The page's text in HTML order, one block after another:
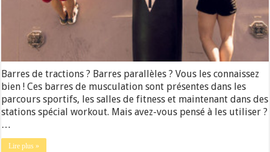
Barres de tractions ? Barres parallèles ? Vous les connaissez
bien ! Ces barres de musculation sont présentes dans les
parcours sportifs, les salles de fitness et maintenant dans des
stations spécial workout. Mais avez-vous pensé à les utiliser ?
…
Lire plus »